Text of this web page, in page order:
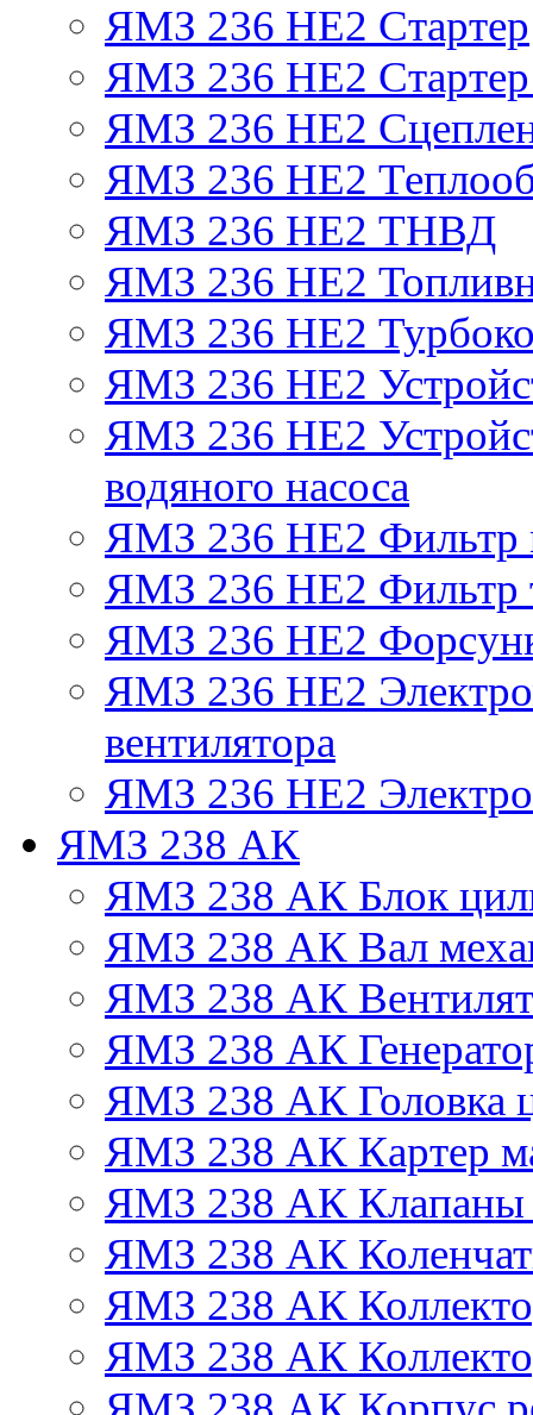
ЯМЗ 236 НЕ2 Стартер
ЯМЗ 236 НЕ2 Стартер
ЯМЗ 236 НЕ2
ЯМЗ 236 НЕ2
ЯМЗ 236 НЕ2 ТНВД
ЯМЗ 236 НЕ2
ЯМЗ 236 НЕ2
ЯМЗ 236 НЕ2
ЯМЗ 236 НЕ2
водяного насоса
ЯМЗ 236 НЕ2 Фильтр
ЯМЗ 236 НЕ2 Фильтр
ЯМЗ 236 НЕ2
ЯМЗ 236 НЕ2
вентилятора
ЯМЗ 236 НЕ2
ЯМЗ 238 АК
ЯМЗ 238 АК Блок
ЯМЗ 238 АК Вал
ЯМЗ 238 АК
ЯМЗ 238 АК
ЯМЗ 238 АК Головка
ЯМЗ 238 АК Картер
ЯМЗ 238 АК Клапаны
ЯМЗ 238 АК
ЯМЗ 238 АК
ЯМЗ 238 АК